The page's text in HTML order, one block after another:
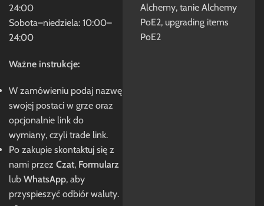
24:00
Sobota–niedziela: 10:00–
24:00
Ważne instrukcje:
W zamówieniu podaj nazwę
swojej postaci w grze oraz
opcjonalnie link do
wymiany, czyli trade link.
Po zakupie skontaktuj się z
nami przez Czat, Formularz
lub WhatsApp, aby
przyspieszyć odbiór waluty.
Alchemy, tanie Alchemy
PoE2, upgrading items
PoE2